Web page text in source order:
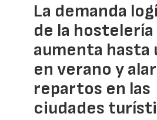
La demanda
de la hostelería
aumenta hasta
en verano y
repartos en las
ciudades